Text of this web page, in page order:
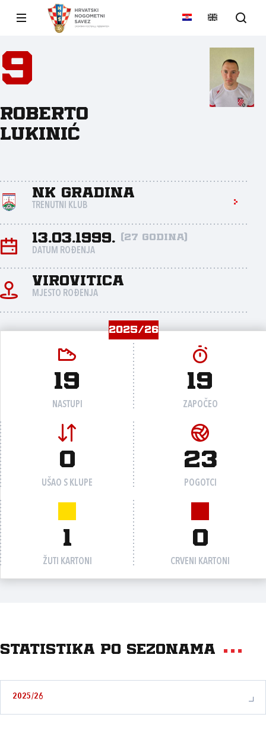
9
Roberto
Lukinić
NK Gradina
TRENUTNI KLUB
13.03.1999. (27 godina)
DATUM ROĐENJA
Virovitica
MJESTO ROĐENJA
2025/26
19
NASTUPI
19
ZAPOČEO
0
UŠAO S KLUPE
23
POGOTCI
1
ŽUTI KARTONI
0
CRVENI KARTONI
Statistika po sezonama
2025/26